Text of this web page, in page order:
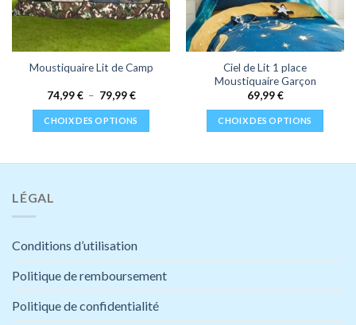
Moustiquaire Lit de Camp
74,99€ – 79,99€Plage
prix :
74,99 €
à
CHOIX DES OPTIONS
options
être
sur
Ciel de Lit 1 place
Moustiquaire Garçon
69,99€
CHOIX DES OPTIONS
LÉGAL
Conditions d’utilisation
Politique de remboursement
Politique de confidentialité